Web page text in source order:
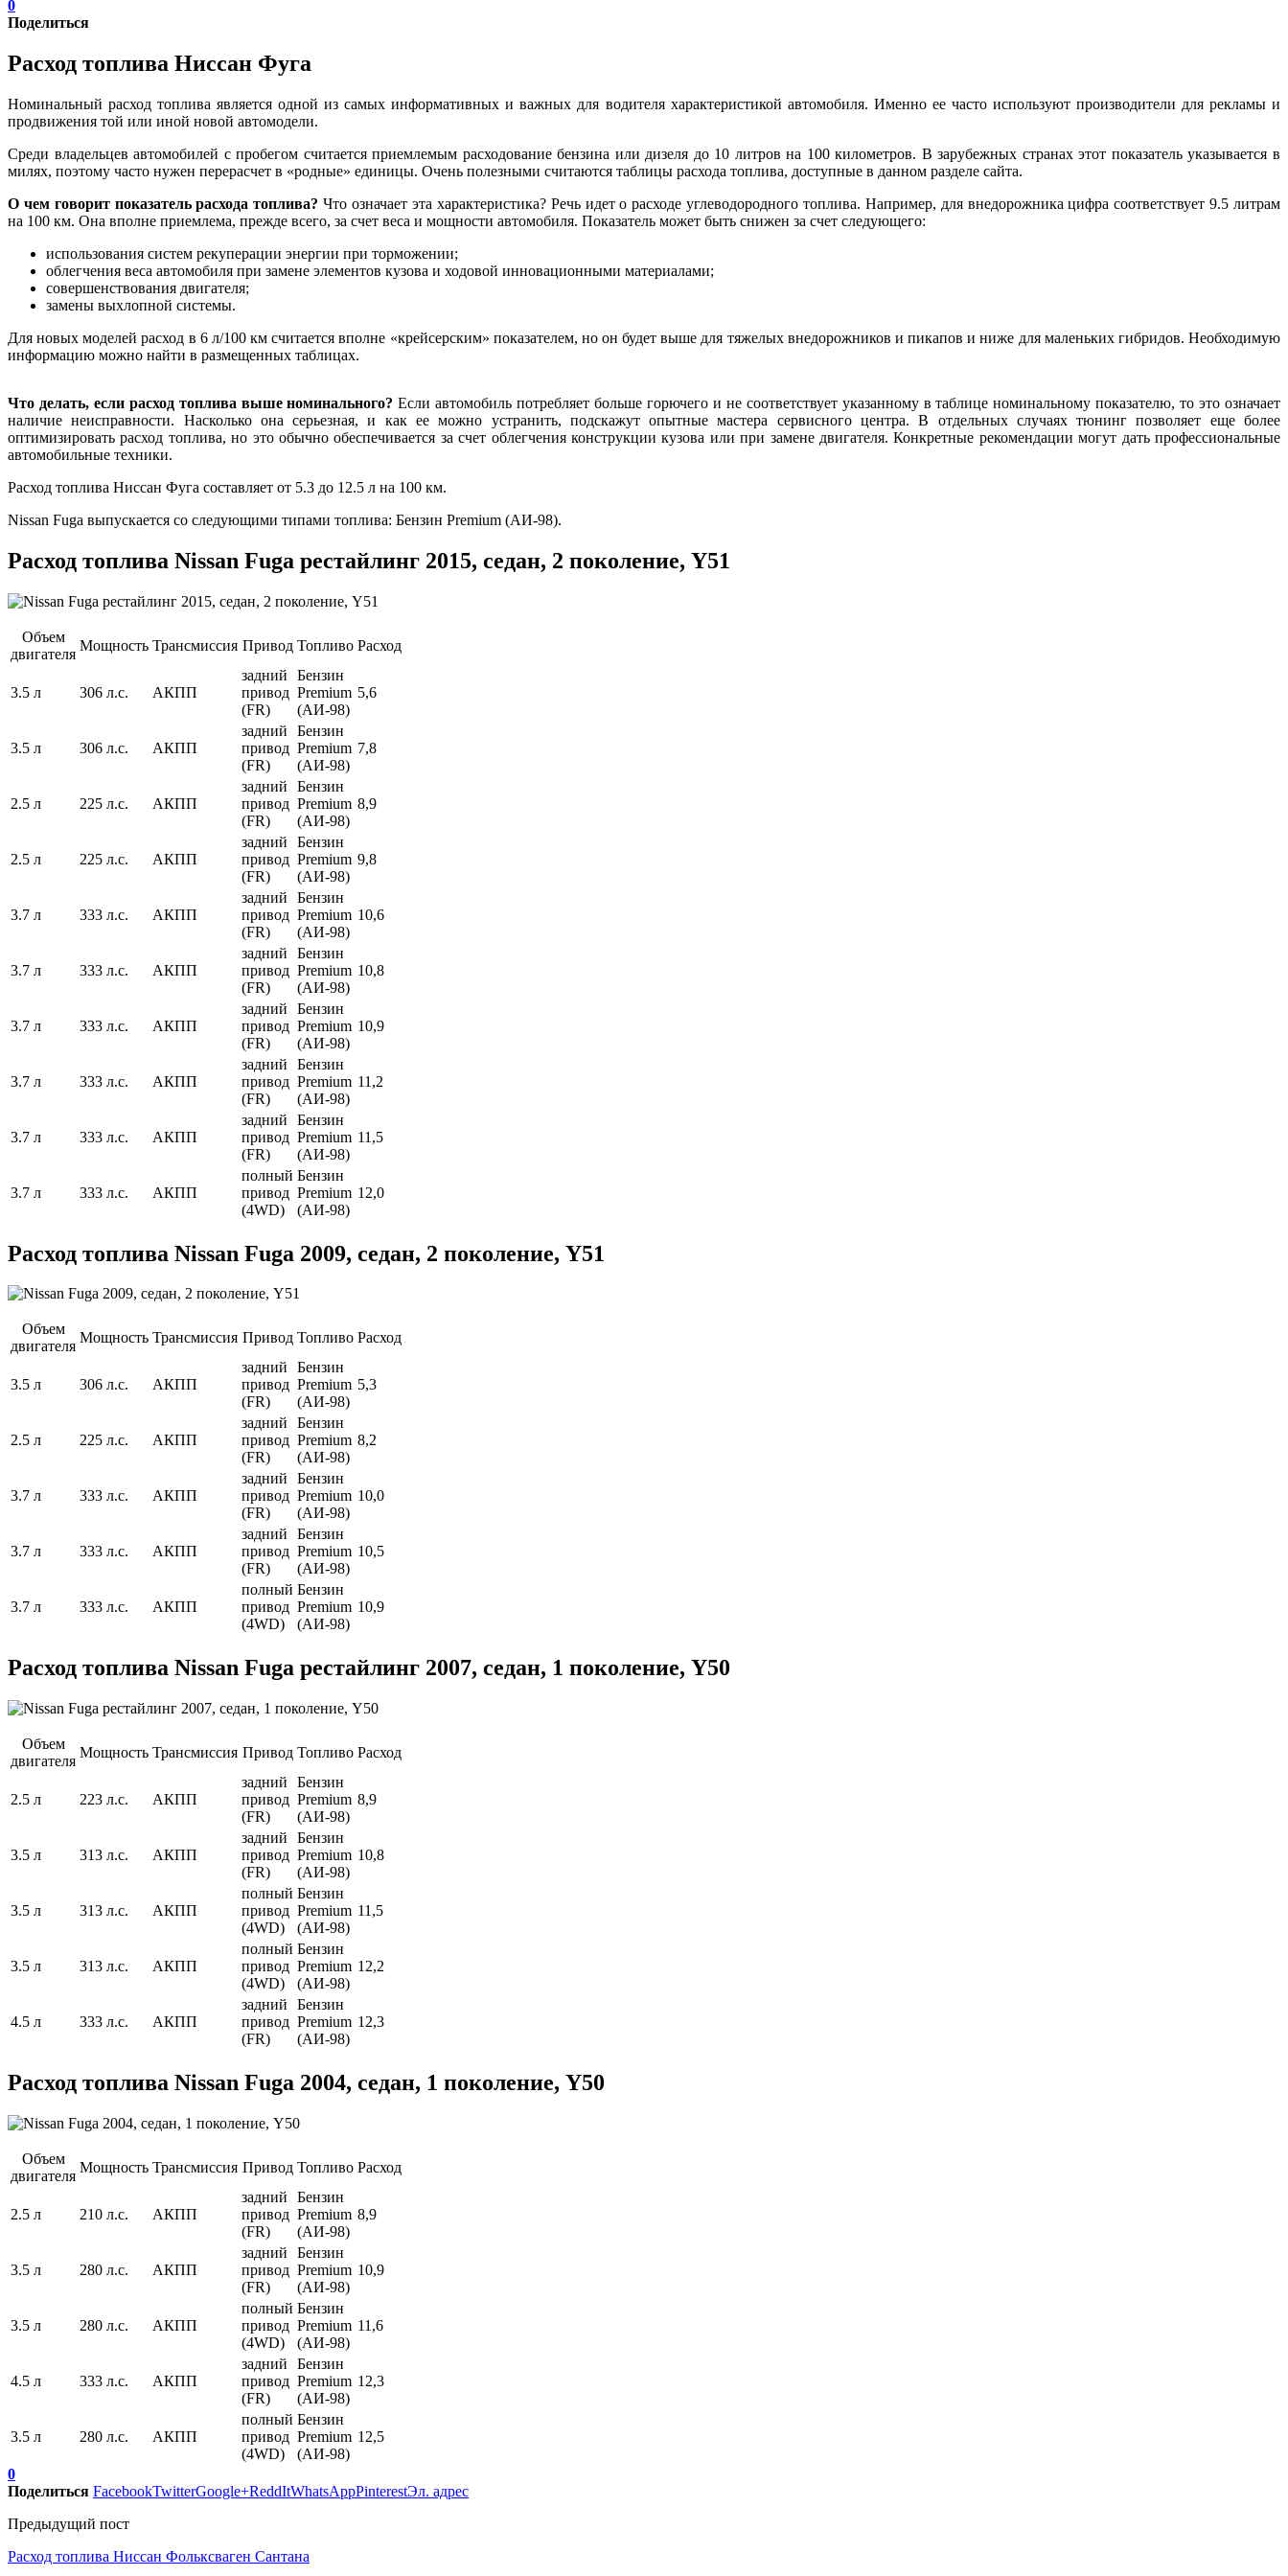
0
Поделиться
Расход топлива Ниссан Фуга
Номинальный расход топлива является одной из самых информативных и важных для водителя характеристикой автомобиля. Именно ее часто используют производители для рекламы и
продвижения той или иной новой автомодели.
Среди владельцев автомобилей с пробегом считается приемлемым расходование бензина или дизеля до 10 литров на 100 километров. В зарубежных странах этот показатель указывается в
милях, поэтому часто нужен перерасчет в «родные» единицы. Очень полезными считаются таблицы расхода топлива, доступные в данном разделе сайта.
О чем говорит показатель расхода топлива? Что означает эта характеристика? Речь идет о расходе углеводородного топлива. Например, для внедорожника цифра соответствует 9.5 литрам
на 100 км. Она вполне приемлема, прежде всего, за счет веса и мощности автомобиля. Показатель может быть снижен за счет следующего:
использования систем рекуперации энергии при торможении;
облегчения веса автомобиля при замене элементов кузова и ходовой инновационными материалами;
совершенствования двигателя;
замены выхлопной системы.
Для новых моделей расход в 6 л/100 км считается вполне «крейсерским» показателем, но он будет выше для тяжелых внедорожников и пикапов и ниже для маленьких гибридов. Необходимую
информацию можно найти в размещенных таблицах.
Что делать, если расход топлива выше номинального? Если автомобиль потребляет больше горючего и не соответствует указанному в таблице номинальному показателю, то это означает
наличие неисправности. Насколько она серьезная, и как ее можно устранить, подскажут опытные мастера сервисного центра. В отдельных случаях тюнинг позволяет еще более
оптимизировать расход топлива, но это обычно обеспечивается за счет облегчения конструкции кузова или при замене двигателя. Конкретные рекомендации могут дать профессиональные
автомобильные техники.
Расход топлива Ниссан Фуга составляет от 5.3 до 12.5 л на 100 км.
Nissan Fuga выпускается со следующими типами топлива: Бензин Premium (АИ-98).
Расход топлива Nissan Fuga рестайлинг 2015, седан, 2 поколение, Y51
Объем
двигателя
Мощность Трансмиссия Привод Топливо Расход
3.5 л 306 л.с. АКПП
задний
привод
(FR)
Бензин
Premium
(АИ-98)
5,6
3.5 л 306 л.с. АКПП
задний
привод
(FR)
Бензин
Premium
(АИ-98)
7,8
2.5 л 225 л.с. АКПП
задний
привод
(FR)
Бензин
Premium
(АИ-98)
8,9
2.5 л 225 л.с. АКПП
задний
привод
(FR)
Бензин
Premium
(АИ-98)
9,8
3.7 л 333 л.с. АКПП
задний
привод
(FR)
Бензин
Premium
(АИ-98)
10,6
3.7 л 333 л.с. АКПП
задний
привод
(FR)
Бензин
Premium
(АИ-98)
10,8
3.7 л 333 л.с. АКПП
задний
привод
(FR)
Бензин
Premium
(АИ-98)
10,9
3.7 л 333 л.с. АКПП
задний
привод
(FR)
Бензин
Premium
(АИ-98)
11,2
3.7 л 333 л.с. АКПП
задний
привод
(FR)
Бензин
Premium
(АИ-98)
11,5
3.7 л 333 л.с. АКПП
полный
привод
(4WD)
Бензин
Premium
(АИ-98)
12,0
Расход топлива Nissan Fuga 2009, седан, 2 поколение, Y51
Объем
двигателя
Мощность Трансмиссия Привод Топливо Расход
3.5 л 306 л.с. АКПП
задний
привод
(FR)
Бензин
Premium
(АИ-98)
5,3
2.5 л 225 л.с. АКПП
задний
привод
(FR)
Бензин
Premium
(АИ-98)
8,2
3.7 л 333 л.с. АКПП
задний
привод
(FR)
Бензин
Premium
(АИ-98)
10,0
3.7 л 333 л.с. АКПП
задний
привод
(FR)
Бензин
Premium
(АИ-98)
10,5
3.7 л 333 л.с. АКПП
полный
привод
(4WD)
Бензин
Premium
(АИ-98)
10,9
Расход топлива Nissan Fuga рестайлинг 2007, седан, 1 поколение, Y50
Объем
двигателя
Мощность Трансмиссия Привод Топливо Расход
2.5 л 223 л.с. АКПП
задний
привод
(FR)
Бензин
Premium
(АИ-98)
8,9
3.5 л 313 л.с. АКПП
задний
привод
(FR)
Бензин
Premium
(АИ-98)
10,8
3.5 л 313 л.с. АКПП
полный
привод
(4WD)
Бензин
Premium
(АИ-98)
11,5
3.5 л 313 л.с. АКПП
полный
привод
(4WD)
Бензин
Premium
(АИ-98)
12,2
4.5 л 333 л.с. АКПП
задний
привод
(FR)
Бензин
Premium
(АИ-98)
12,3
Расход топлива Nissan Fuga 2004, седан, 1 поколение, Y50
Объем
двигателя
Мощность Трансмиссия Привод Топливо Расход
2.5 л 210 л.с. АКПП
задний
привод
(FR)
Бензин
Premium
(АИ-98)
8,9
3.5 л 280 л.с. АКПП
задний
привод
(FR)
Бензин
Premium
(АИ-98)
10,9
3.5 л 280 л.с. АКПП
полный
привод
(4WD)
Бензин
Premium
(АИ-98)
11,6
4.5 л 333 л.с. АКПП
задний
привод
(FR)
Бензин
Premium
(АИ-98)
12,3
3.5 л 280 л.с. АКПП
полный
привод
(4WD)
Бензин
Premium
(АИ-98)
12,5
0
Поделиться FacebookTwitterGoogle+ReddItWhatsAppPinterestЭл. адрес
Предыдущий пост
Расход топлива Ниссан Фольксваген Сантана